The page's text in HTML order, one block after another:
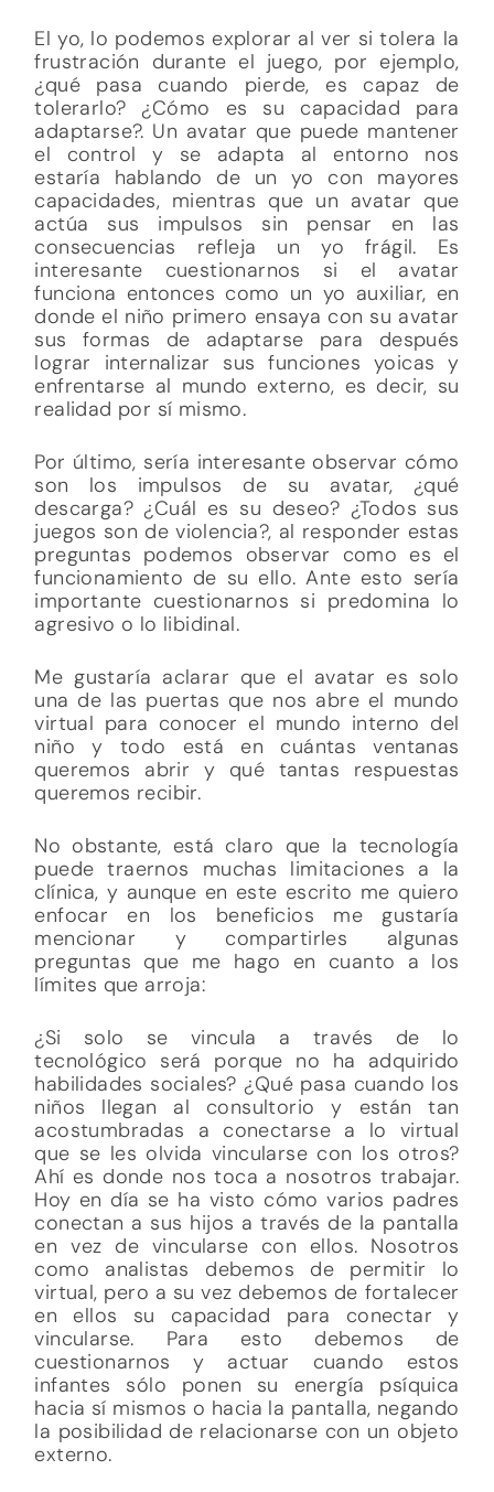
El yo, lo podemos explorar al ver si tolera la
frustración durante el juego, por ejemplo,
¿qué pasa cuando pierde, es capaz de
tolerarlo? ¿Cómo es su capacidad para
adaptarse?. Un avatar que puede mantener
el control y se adapta al entorno nos
estaría hablando de un yo con mayores
capacidades, mientras que un avatar que
actúa sus impulsos sin pensar en las
consecuencias refleja un yo frágil. Es
interesante cuestionarnos si el avatar
funciona entonces como un yo auxiliar, en
donde el niño primero ensaya con su avatar
sus formas de adaptarse para después
lograr internalizar sus funciones yoicas y
enfrentarse al mundo externo, es decir, su
realidad por sí mismo.
Por último, sería interesante observar cómo
son los impulsos de su avatar, ¿qué
descarga? ¿Cuál es su deseo? ¿Todos sus
juegos son de violencia?, al responder estas
preguntas podemos observar como es el
funcionamiento de su ello. Ante esto sería
importante cuestionarnos si predomina lo
agresivo o lo libidinal.
Me gustaría aclarar que el avatar es solo
una de las puertas que nos abre el mundo
virtual para conocer el mundo interno del
niño y todo está en cuántas ventanas
queremos abrir y qué tantas respuestas
queremos recibir.
No obstante, está claro que la tecnología
puede traernos muchas limitaciones a la
clínica, y aunque en este escrito me quiero
enfocar en los beneficios me gustaría
mencionar y compartirles algunas
preguntas que me hago en cuanto a los
límites que arroja:
¿Si solo se vincula a través de lo
tecnológico será porque no ha adquirido
habilidades sociales? ¿Qué pasa cuando los
niños llegan al consultorio y están tan
acostumbradas a conectarse a lo virtual
que se les olvida vincularse con los otros?
Ahí es donde nos toca a nosotros trabajar.
Hoy en día se ha visto cómo varios padres
conectan a sus hijos a través de la pantalla
en vez de vincularse con ellos. Nosotros
como analistas debemos de permitir lo
virtual, pero a su vez debemos de fortalecer
en ellos su capacidad para conectar y
vincularse. Para esto debemos de
cuestionarnos y actuar cuando estos
infantes sólo ponen su energía psíquica
hacia sí mismos o hacia la pantalla, negando
la posibilidad de relacionarse con un objeto
externo.